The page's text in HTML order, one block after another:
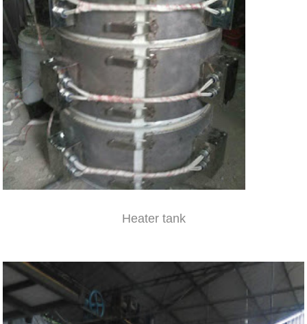
Heater tank